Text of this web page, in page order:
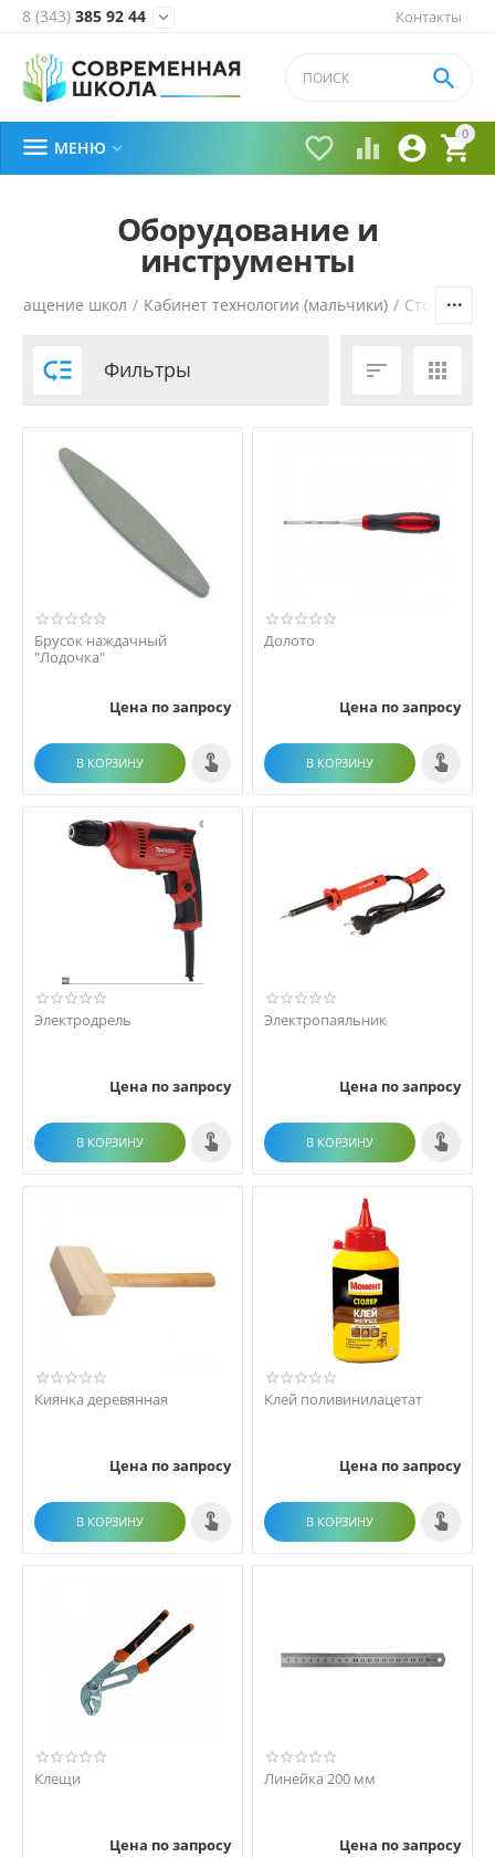
Контакты
8 (343) 385 92 44 
0


 

 МЕНЮ 
Оборудование и
инструменты
школ / Кабинет технологии (мальчики) / Столярное
 Фильтры  
Брусок наждачный
"Лодочка"
Цена по запросу
В КОРЗИНУ
Долото
Цена по запросу
В КОРЗИНУ
Электродрель
Цена по запросу
В КОРЗИНУ
Электропаяльник
Цена по запросу
В КОРЗИНУ
Киянка деревянная
Цена по запросу
В КОРЗИНУ
Клей поливинилацетат
Цена по запросу
В КОРЗИНУ
Клещи
Цена по запросу
Линейка 200 мм
Цена по запросу